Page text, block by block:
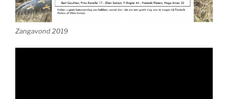
Zangavond 2019